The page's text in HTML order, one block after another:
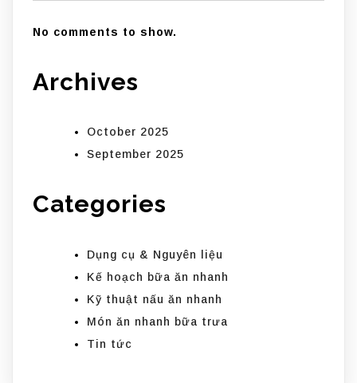
No comments to show.
Archives
October 2025
September 2025
Categories
Dụng cụ & Nguyên liệu
Kế hoạch bữa ăn nhanh
Kỹ thuật nấu ăn nhanh
Món ăn nhanh bữa trưa
Tin tức